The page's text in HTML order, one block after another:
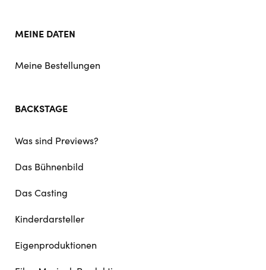
MEINE DATEN
Meine Bestellungen
BACKSTAGE
Was sind Previews?
Das Bühnenbild
Das Casting
Kinderdarsteller
Eigenproduktionen